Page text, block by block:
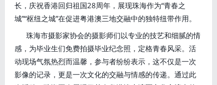
长，庆祝香港回归祖国28周年，展现珠海作为“青春之
城”“枢纽之城”在促进粤港澳三地交融中的独特纽带作用。
珠海市摄影家协会的摄影师们以专业的技艺和细腻的情
感，为毕业生们免费拍摄毕业纪念照，定格青春风采。活
动现场气氛热烈而温馨，参与者纷纷表示，这不仅是一次
影像的记录，更是一次文化的交融与情感的传递。通过此